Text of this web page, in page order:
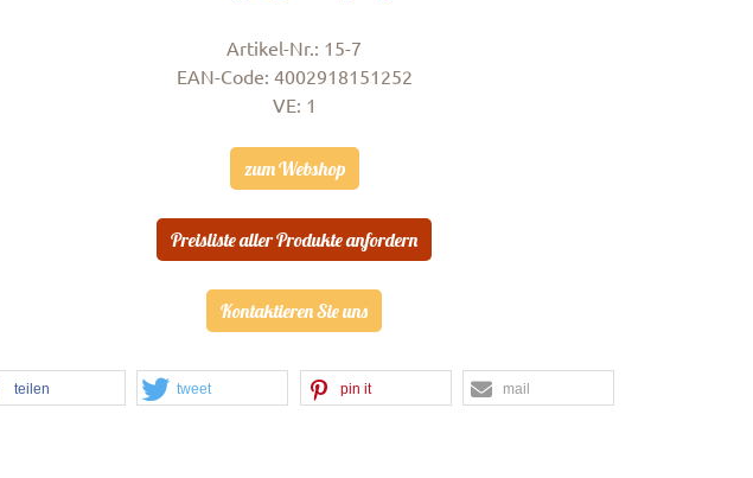
Artikel-Nr.: 15-7
EAN-Code: 4002918151252
VE: 1
zum Webshop
Preisliste aller Produkte anfordern
Kontaktieren Sie uns
teilen tweet pin it mail